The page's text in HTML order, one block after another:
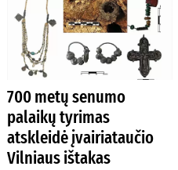
700 metų senumo
palaikų tyrimas
atskleidė įvairiataučio
Vilniaus ištakas